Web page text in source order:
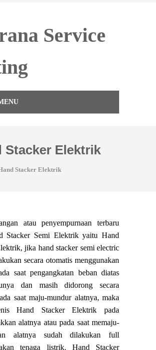
Stacker Elektrik
Stacker Elektrik
atau penyempurnaan terbaru
Stacker Semi Elektrik yaitu Hand
jika hand stacker semi electric
secara otomatis menggunakan
saat pengangkatan beban diatas
dan masih didorong secara
saat maju-mundur alatnya, maka
Hand Stacker Elektrik pada
alatnya atau pada saat memaju-
alatnya sudah dilakukan full
tenaga listrik. Hand Stacker